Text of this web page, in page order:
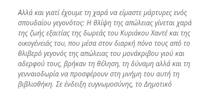
Αλλά και γιατί έχουμε τη χαρά να είμαστε μάρτυρες ενός
σπουδαίου γεγονότος: Η θλίψη της απώλειας γίνεται χαρά
της ζωής εξαιτίας της δωρεάς του Κυριάκου Χαντέ και της
οικογένειάς του, που μέσα στον διαρκή πόνο τους από το
θλιβερό γεγονός της απώλειας του μονάκριβου γιού και
αδερφού τους, βρήκαν τη θέληση, τη δύναμη αλλά και τη
γενναιοδωρία να προσφέρουν στη μνήμη του αυτή τη
βιβλιοθήκη. Σε ένδειξη ευγνωμοσύνης, το Δημοτικό